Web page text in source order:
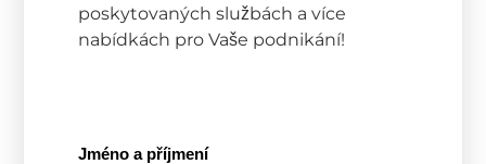
poskytovaných službách a více
nabídkách pro Vaše podnikání!
Jméno a příjmení